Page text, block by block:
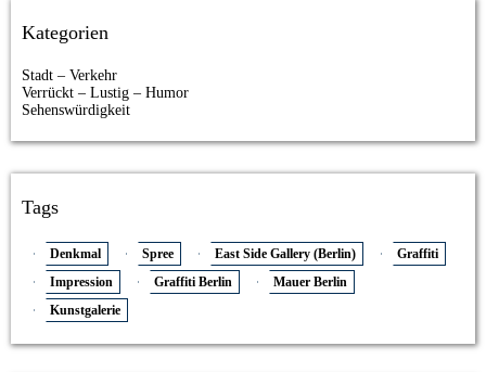
Kategorien
Stadt – Verkehr
Verrückt – Lustig – Humor
Sehenswürdigkeit
Tags
Denkmal Spree East Side Gallery (Berlin)
Graffiti
Impression
Graffiti Berlin
Mauer Berlin
Kunstgalerie